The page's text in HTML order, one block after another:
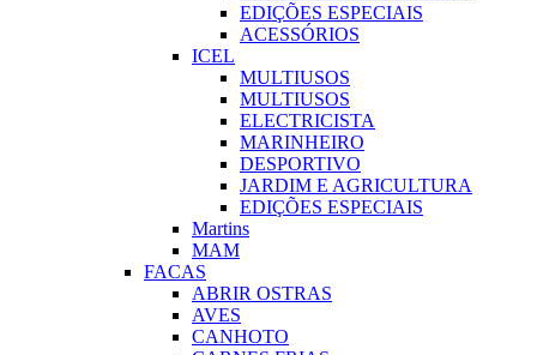
EDIÇÕES ESPECIAIS
ACESSÓRIOS
ICEL
MULTIUSOS
MULTIUSOS
ELECTRICISTA
MARINHEIRO
DESPORTIVO
JARDIM E AGRICULTURA
EDIÇÕES ESPECIAIS
Martins
MAM
FACAS
ABRIR OSTRAS
AVES
CANHOTO